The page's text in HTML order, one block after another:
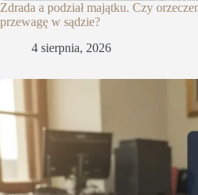
Zdrada a podział majątku. Czy
przewagę w sądzie?
4 sierpnia, 2026